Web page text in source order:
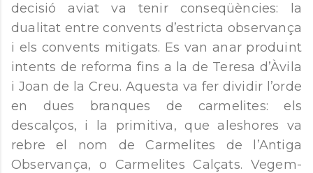
decisió aviat va tenir conseqüències: la
dualitat entre convents d’estricta observança
i els convents mitigats. Es van anar produint
intents de reforma fins a la de Teresa d’Àvila
i Joan de la Creu. Aquesta va fer dividir l’orde
en dues branques de carmelites: els
descalços, i la primitiva, que aleshores va
rebre el nom de Carmelites de l’Antiga
Observança, o Carmelites Calçats. Vegem-